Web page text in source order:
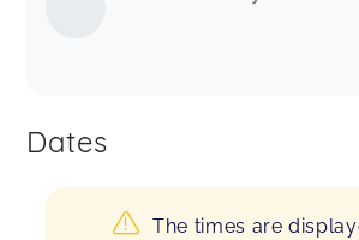
Dates
The times are